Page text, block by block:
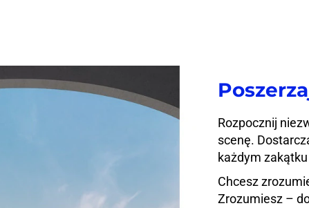
Rozpocznij
scenę.
każdym
Chcesz
Zrozumiesz –